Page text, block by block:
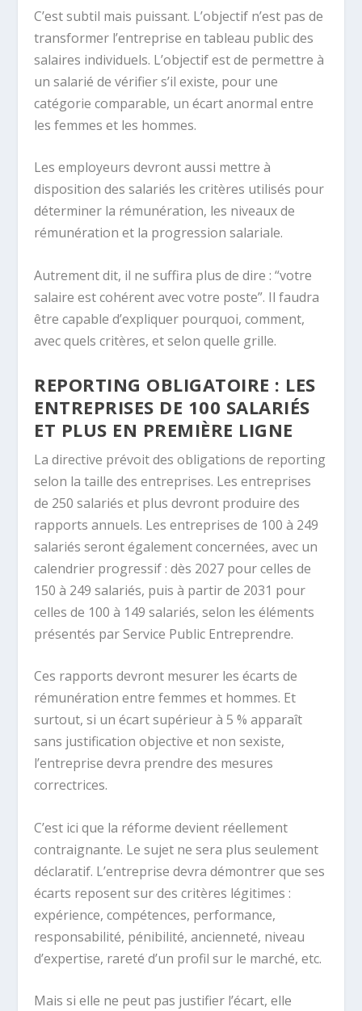
C’est subtil mais puissant. L’objectif n’est pas de
transformer l’entreprise en tableau public des
salaires individuels. L’objectif est de permettre à
un salarié de vérifier s’il existe, pour une
catégorie comparable, un écart anormal entre
les femmes et les hommes.
Les employeurs devront aussi mettre à
disposition des salariés les critères utilisés pour
déterminer la rémunération, les niveaux de
rémunération et la progression salariale.
Autrement dit, il ne suffira plus de dire : “votre
salaire est cohérent avec votre poste”. Il faudra
être capable d’expliquer pourquoi, comment,
avec quels critères, et selon quelle grille.
REPORTING OBLIGATOIRE : LES
ENTREPRISES DE 100 SALARIÉS
ET PLUS EN PREMIÈRE LIGNE
La directive prévoit des obligations de reporting
selon la taille des entreprises. Les entreprises
de 250 salariés et plus devront produire des
rapports annuels. Les entreprises de 100 à 249
salariés seront également concernées, avec un
calendrier progressif : dès 2027 pour celles de
150 à 249 salariés, puis à partir de 2031 pour
celles de 100 à 149 salariés, selon les éléments
présentés par Service Public Entreprendre.
Ces rapports devront mesurer les écarts de
rémunération entre femmes et hommes. Et
surtout, si un écart supérieur à 5 % apparaît
sans justification objective et non sexiste,
l’entreprise devra prendre des mesures
correctrices.
C’est ici que la réforme devient réellement
contraignante. Le sujet ne sera plus seulement
déclaratif. L’entreprise devra démontrer que ses
écarts reposent sur des critères légitimes :
expérience, compétences, performance,
responsabilité, pénibilité, ancienneté, niveau
d’expertise, rareté d’un profil sur le marché, etc.
Mais si elle ne peut pas justifier l’écart, elle